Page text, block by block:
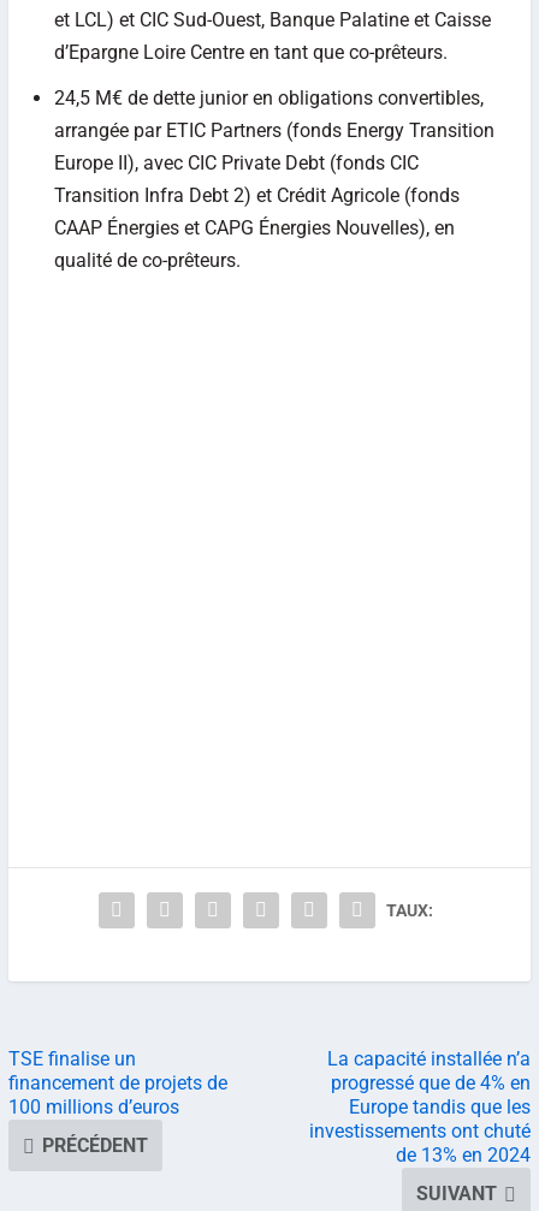
et LCL) et CIC Sud-Ouest, Banque Palatine et Caisse
d’Epargne Loire Centre en tant que co-prêteurs.
24,5 M€ de dette junior en obligations convertibles,
arrangée par ETIC Partners (fonds Energy Transition
Europe II), avec CIC Private Debt (fonds CIC
Transition Infra Debt 2) et Crédit Agricole (fonds
CAAP Énergies et CAPG Énergies Nouvelles), en
qualité de co-prêteurs.
TAUX:
TSE finalise un
financement de projets de
100 millions d’euros
PRÉCÉDENT
La capacité installée n’a
progressé que de 4% en
Europe tandis que les
investissements ont chuté
de 13% en 2024
SUIVANT